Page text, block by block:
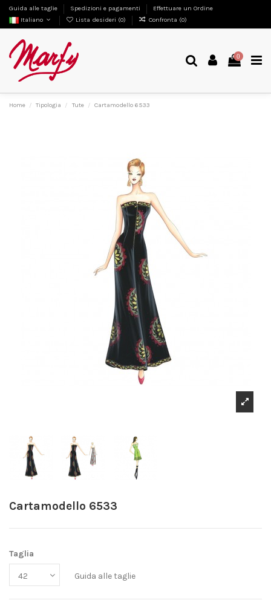
Guida alle taglie Spedizioni e pagamenti
Effettuare un Ordine
Italiano
Lista desideri (0) Confronta (0)
0
Home Tipologia Tute Cartamodello 6533
Cartamodello 6533
Taglia
Guida alle taglie